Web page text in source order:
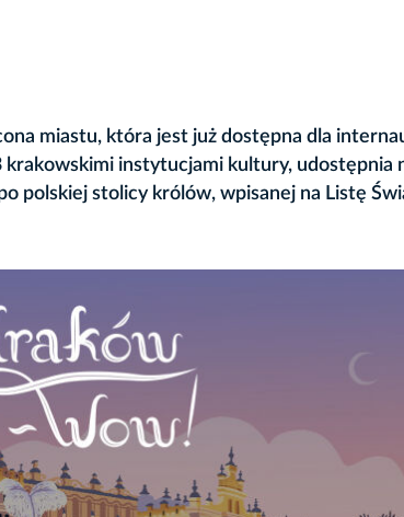
miastu, która jest już dostępna dla
instytucjami kultury, udostępnia
polskiej stolicy królów, wpisanej na Listę